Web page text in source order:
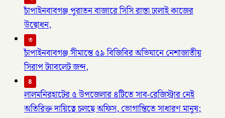
চাঁপাইনবাবগঞ্জ পুরাতন বাজারে সিসি রাস্তা ঢালাই কাজের
উদ্বোধন,
৩
চাঁপাইনবাবগঞ্জ সীমান্তে ৫৯ বিজিবির অভিযানে নেশাজাতীয়
সিরাপ ট্যাবলেট জব্দ,
৪
লালমনিরহাটের ৫ উপজেলার ৪টিতে সাব-রেজিস্ট্রার নেই
অতিরিক্ত দায়িত্বে চলছে অফিস, ভোগান্তিতে সাধারণ মানুষ;